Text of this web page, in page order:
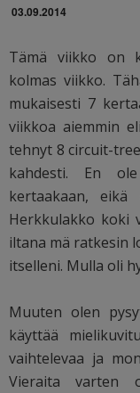
03.09.2014
Tämä viikko on
kolmas viikko.
mukaisesti 7
viikkoa aiemmin
tehnyt 8 circuit-
kahdesti. En
kertaakaan,
Herkkulakko koki
iltana mä ratkesin
itselleni. Mulla oli
Muuten olen
käyttää
vaihtelevaa ja
Vieraita varten